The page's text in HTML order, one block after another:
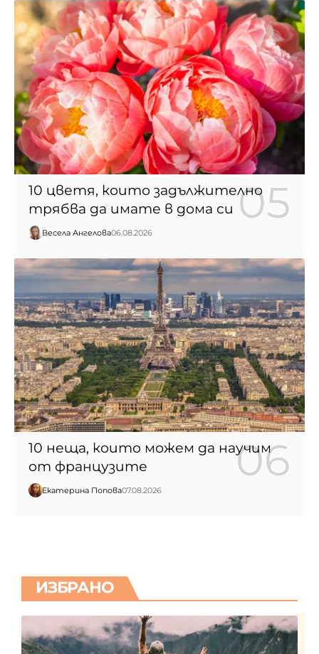
10 цветя, които задължително
трябва да имате в дома си
Весела Ангелова06.08.2026
10 неща, които можем да научим
от французите
Екатерина Попова07.08.2026
ИЗБРАНО